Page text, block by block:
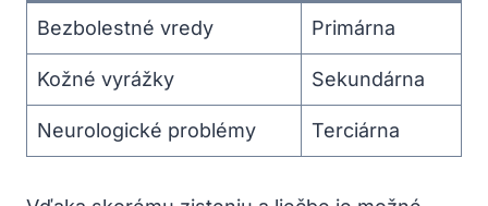
Bezbolestné vredy Primárna
Kožné vyrážky Sekundárna
Neurologické problémy Terciárna